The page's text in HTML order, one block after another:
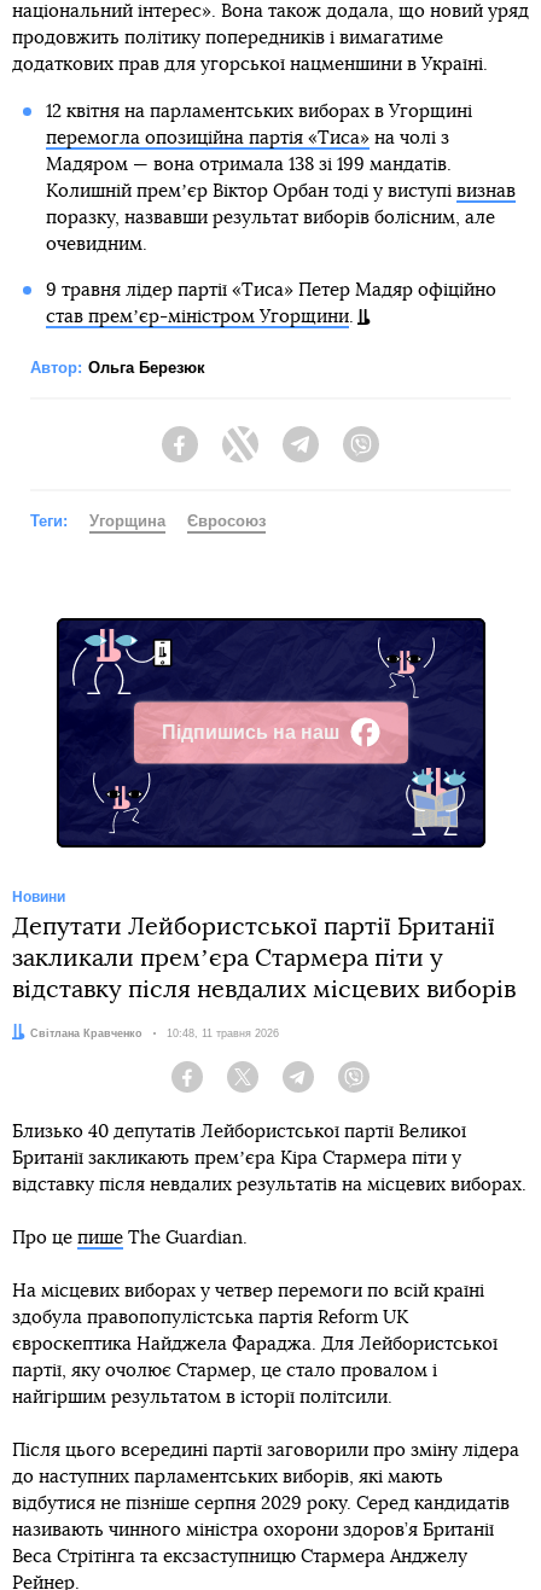
національний інтерес». Вона також додала, що новий уряд
продовжить політику попередників і вимагатиме
додаткових прав для угорської нацменшини в Україні.
12 квітня на парламентських виборах в Угорщині
перемогла опозиційна партія «Тиса»на чолі з
Мадяром — вона отримала 138 зі 199 мандатів.
Колишній премʼєр Віктор Орбан тоді у виступі визнав
поразку, назвавши результат виборів болісним, але
очевидним.
9 травня лідер партії «Тиса» Петер Мадяр офіційно
став премʼєр-міністром Угорщини.
Автор: Ольга Березюк
FacebookTwitter Telegram
Теги: Угорщина Євросоюз
Підпишись на наш
Facebook
Новини
Депутати Лейбористської партії Британії
закликали премʼєра Стармера піти у
відставку після невдалих місцевих виборів
Автор:
Світлана Кравченко Дата:
10:48, 11 травня 2026
Facebook Twitter Telegram
Близько 40 депутатів Лейбористської партії Великої
Британії закликають премʼєра Кіра Стармера піти у
відставку після невдалих результатів на місцевих виборах.
Про це пише The Guardian.
На місцевих виборах у четвер перемоги по всій країні
здобула правопопулістська партія Reform UK
євроскептика Найджела Фараджа. Для Лейбористської
партії, яку очолює Стармер, це стало провалом і
найгіршим результатом в історії політсили.
Після цього всередині партії заговорили про зміну лідера
до наступних парламентських виборів, які мають
відбутися не пізніше серпня 2029 року. Серед кандидатів
називають чинного міністра охорони здоров’я Британії
Веса Стрітінга та ексзаступницю Стармера Анджелу
Рейнер.